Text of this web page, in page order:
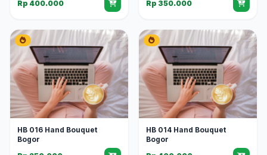
Rp 400.000
Rp 350.000
HB 016 Hand Bouquet
Bogor
HB 014 Hand Bouquet
Bogor